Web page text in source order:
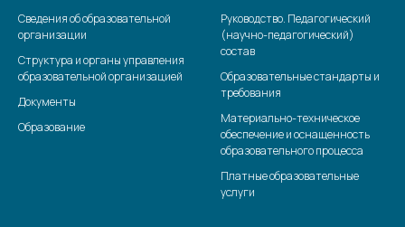
Сведения об образовательной
организации
Структура и органы управления
образовательной организацией
Документы
Образование
Руководство. Педагогический
(научно-педагогический)
состав
Образовательные стандарты и
требования
Материально-техническое
обеспечение и оснащенность
образовательного процесса
Платные образовательные
услуги